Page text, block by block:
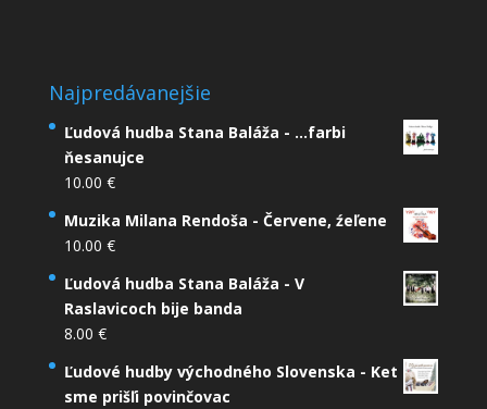
Najpredávanejšie
Ľudová hudba Stana Baláža - ...farbi
ňesanujce
10.00 €
Muzika Milana Rendoša - Červene, źeľene
10.00 €
Ľudová hudba Stana Baláža - V
Raslavicoch bije banda
8.00 €
Ľudové hudby východného Slovenska - Ket
sme prišľi povinčovac